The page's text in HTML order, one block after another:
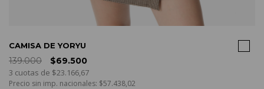
CAMISA DE YORYU
139.000
$69.500
3 cuotas de $23.166,67
Precio sin imp. nacionales: $57.438,02